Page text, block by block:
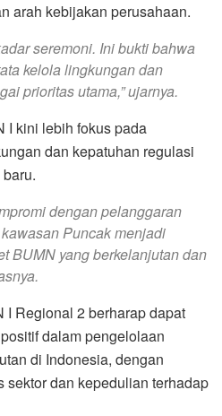
arah kebijakan perusahaan.
seremoni. Ini bukti bahwa
kelola lingkungan dan
prioritas utama,” ujarnya.
I kini lebih fokus pada
dan kepatuhan regulasi
dengan pelanggaran
Puncak menjadi
BUMN yang berkelanjutan dan
Regional 2 berharap dapat
dalam pengelolaan
di Indonesia, dengan
sektor dan kepedulian terhadap